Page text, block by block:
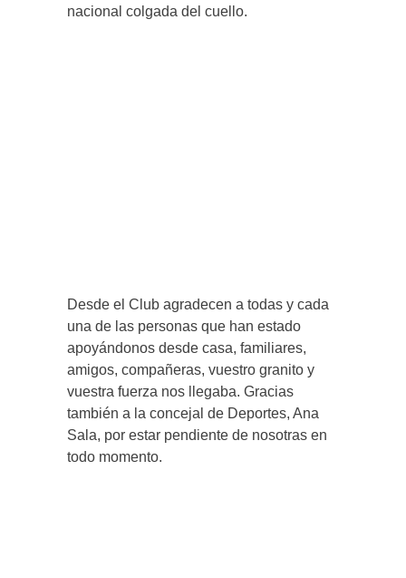
nacional colgada del cuello.
Desde el Club agradecen a todas y cada
una de las personas que han estado
apoyándonos desde casa, familiares,
amigos, compañeras, vuestro granito y
vuestra fuerza nos llegaba. Gracias
también a la concejal de Deportes, Ana
Sala, por estar pendiente de nosotras en
todo momento.